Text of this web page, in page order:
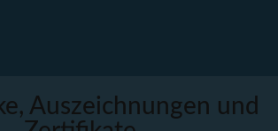
Auszeichnungen und